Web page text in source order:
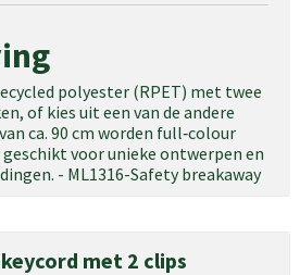
polyester (RPET) met twee
of kies uit een van de andere
ca. 90 cm worden full‑colour
voor unieke ontwerpen en
- ML1316-Safety breakaway
met 2 clips